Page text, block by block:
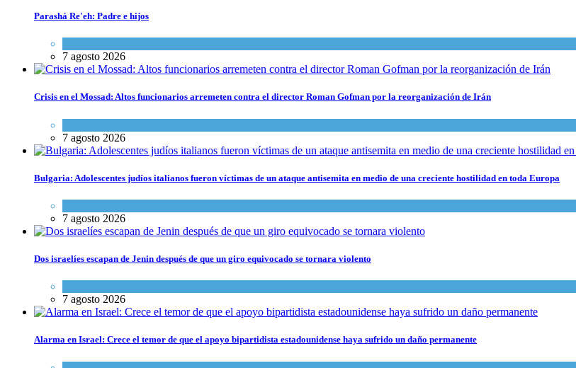
Parashá Re'eh: Padre e hijos
7 agosto 2026
Crisis en el Mossad: Altos funcionarios arremeten contra el director Roman Gofman por la reorganización de Irán
7 agosto 2026
Bulgaria: Adolescentes judíos italianos fueron víctimas de un ataque antisemita en medio de una creciente hostilidad en toda Europa
7 agosto 2026
Dos israelíes escapan de Jenin después de que un giro equivocado se tornara violento
7 agosto 2026
Alarma en Israel: Crece el temor de que el apoyo bipartidista estadounidense haya sufrido un daño permanente